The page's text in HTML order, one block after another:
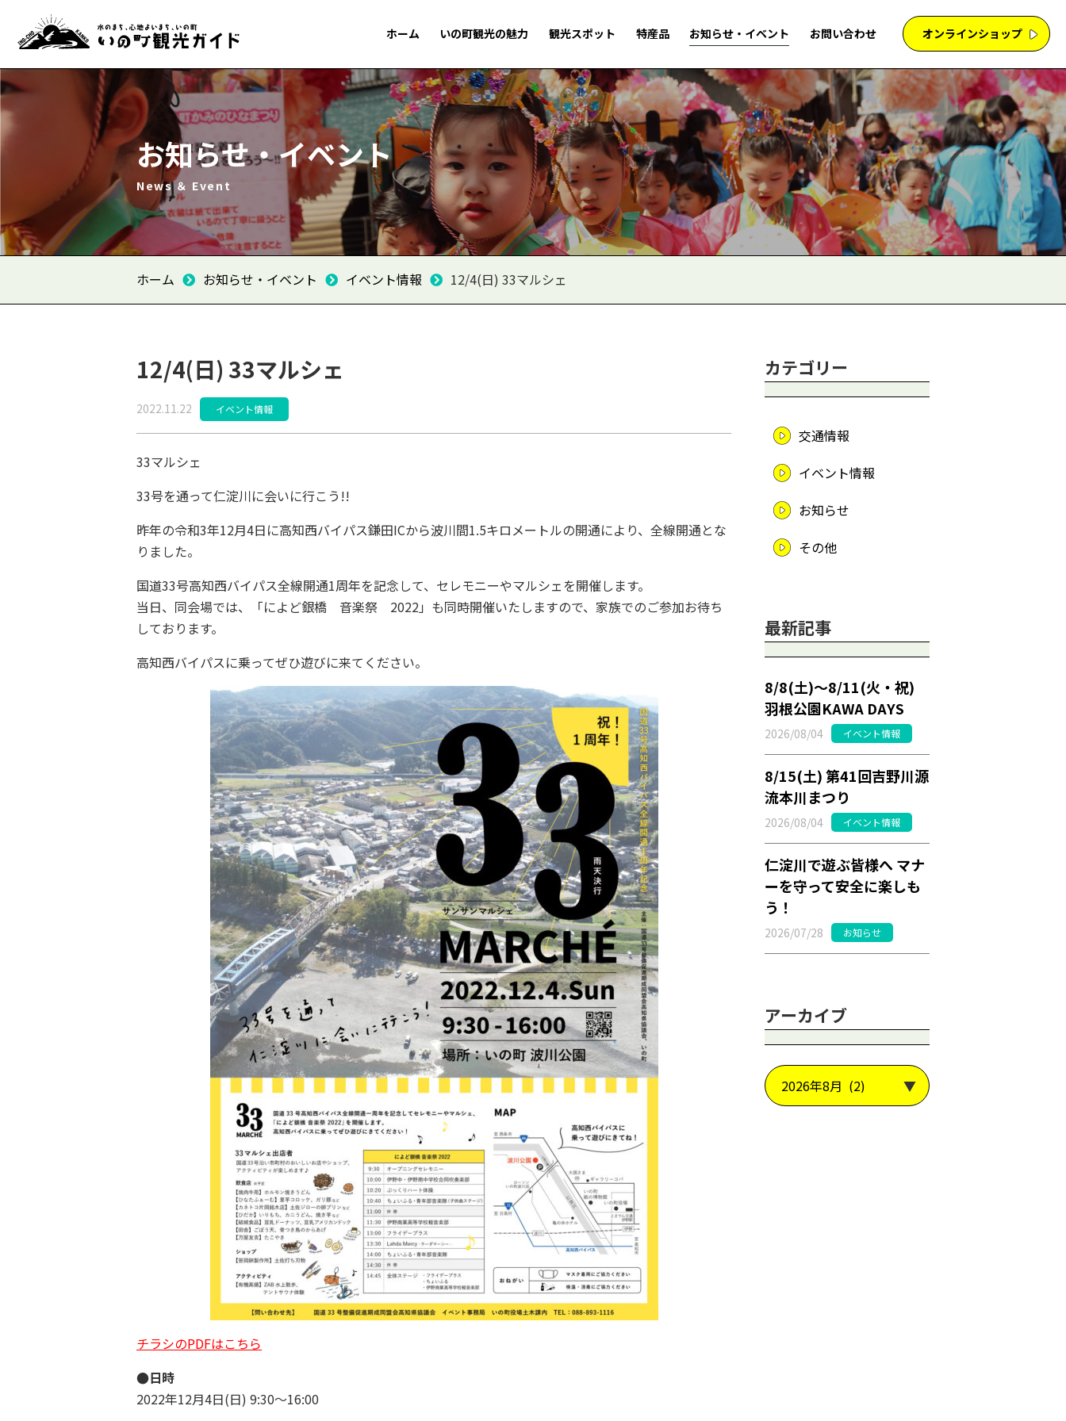
ホーム いの町観光の魅力 観光スポット 特産品 お知らせ・イベント お問い合わせ オンラインショップ
お知らせ・イベント
News ＆ Event
ホーム お知らせ・イベント イベント情報 12/4(日) 33マルシェ
12/4(日) 33マルシェ
2022.11.22 イベント情報
33マルシェ
33号を通って仁淀川に会いに行こう!!
昨年の令和3年12月4日に高知西バイパス鎌田ICから波川間1.5キロメートルの開通により、全線開通とな
りました。
国道33号高知西バイパス全線開通1周年を記念して、セレモニーやマルシェを開催します。
当日、同会場では、「によど銀橋 音楽祭 2022」も同時開催いたしますので、家族でのご参加お待ち
しております。
高知西バイパスに乗ってぜひ遊びに来てください。
チラシのPDFはこちら
●日時
2022年12月4日(日) 9:30～16:00
カテゴリー
交通情報
イベント情報
お知らせ
その他
最新記事
8/8(土)～8/11(火・祝)
羽根公園KAWA DAYS
2026/08/04 イベント情報
8/15(土) 第41回吉野川源
流本川まつり
2026/08/04 イベント情報
仁淀川で遊ぶ皆様へ マナ
ーを守って安全に楽しも
う！
2026/07/28 お知らせ
アーカイブ